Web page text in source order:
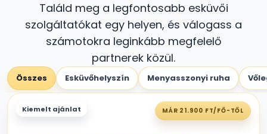
Találd meg a legfontosabb esküvői
szolgáltatókat egy helyen, és válogass a
számotokra leginkább megfelelő
partnerek közül.
Összes Esküvőhelyszín Menyasszonyi ruha
Kiemelt ajánlat MÁR 21.900 FT/FŐ-TŐL
Gourmet Étterem - esküvői